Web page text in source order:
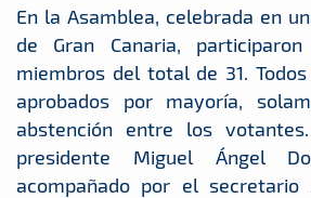
En la Asamblea, celebrada en
de Gran Canaria,
miembros del total de 31.
aprobados por mayoría,
abstención entre los
presidente Miguel Ángel
acompañado por el